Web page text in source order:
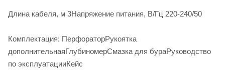
Длина кабеля, м 3Напряжение питания, В/Гц 220-240/50
Комплектация: ПерфораторРукоятка
дополнительнаяГлубиномерСмазка для бураРуководство
по эксплуатацииКейс